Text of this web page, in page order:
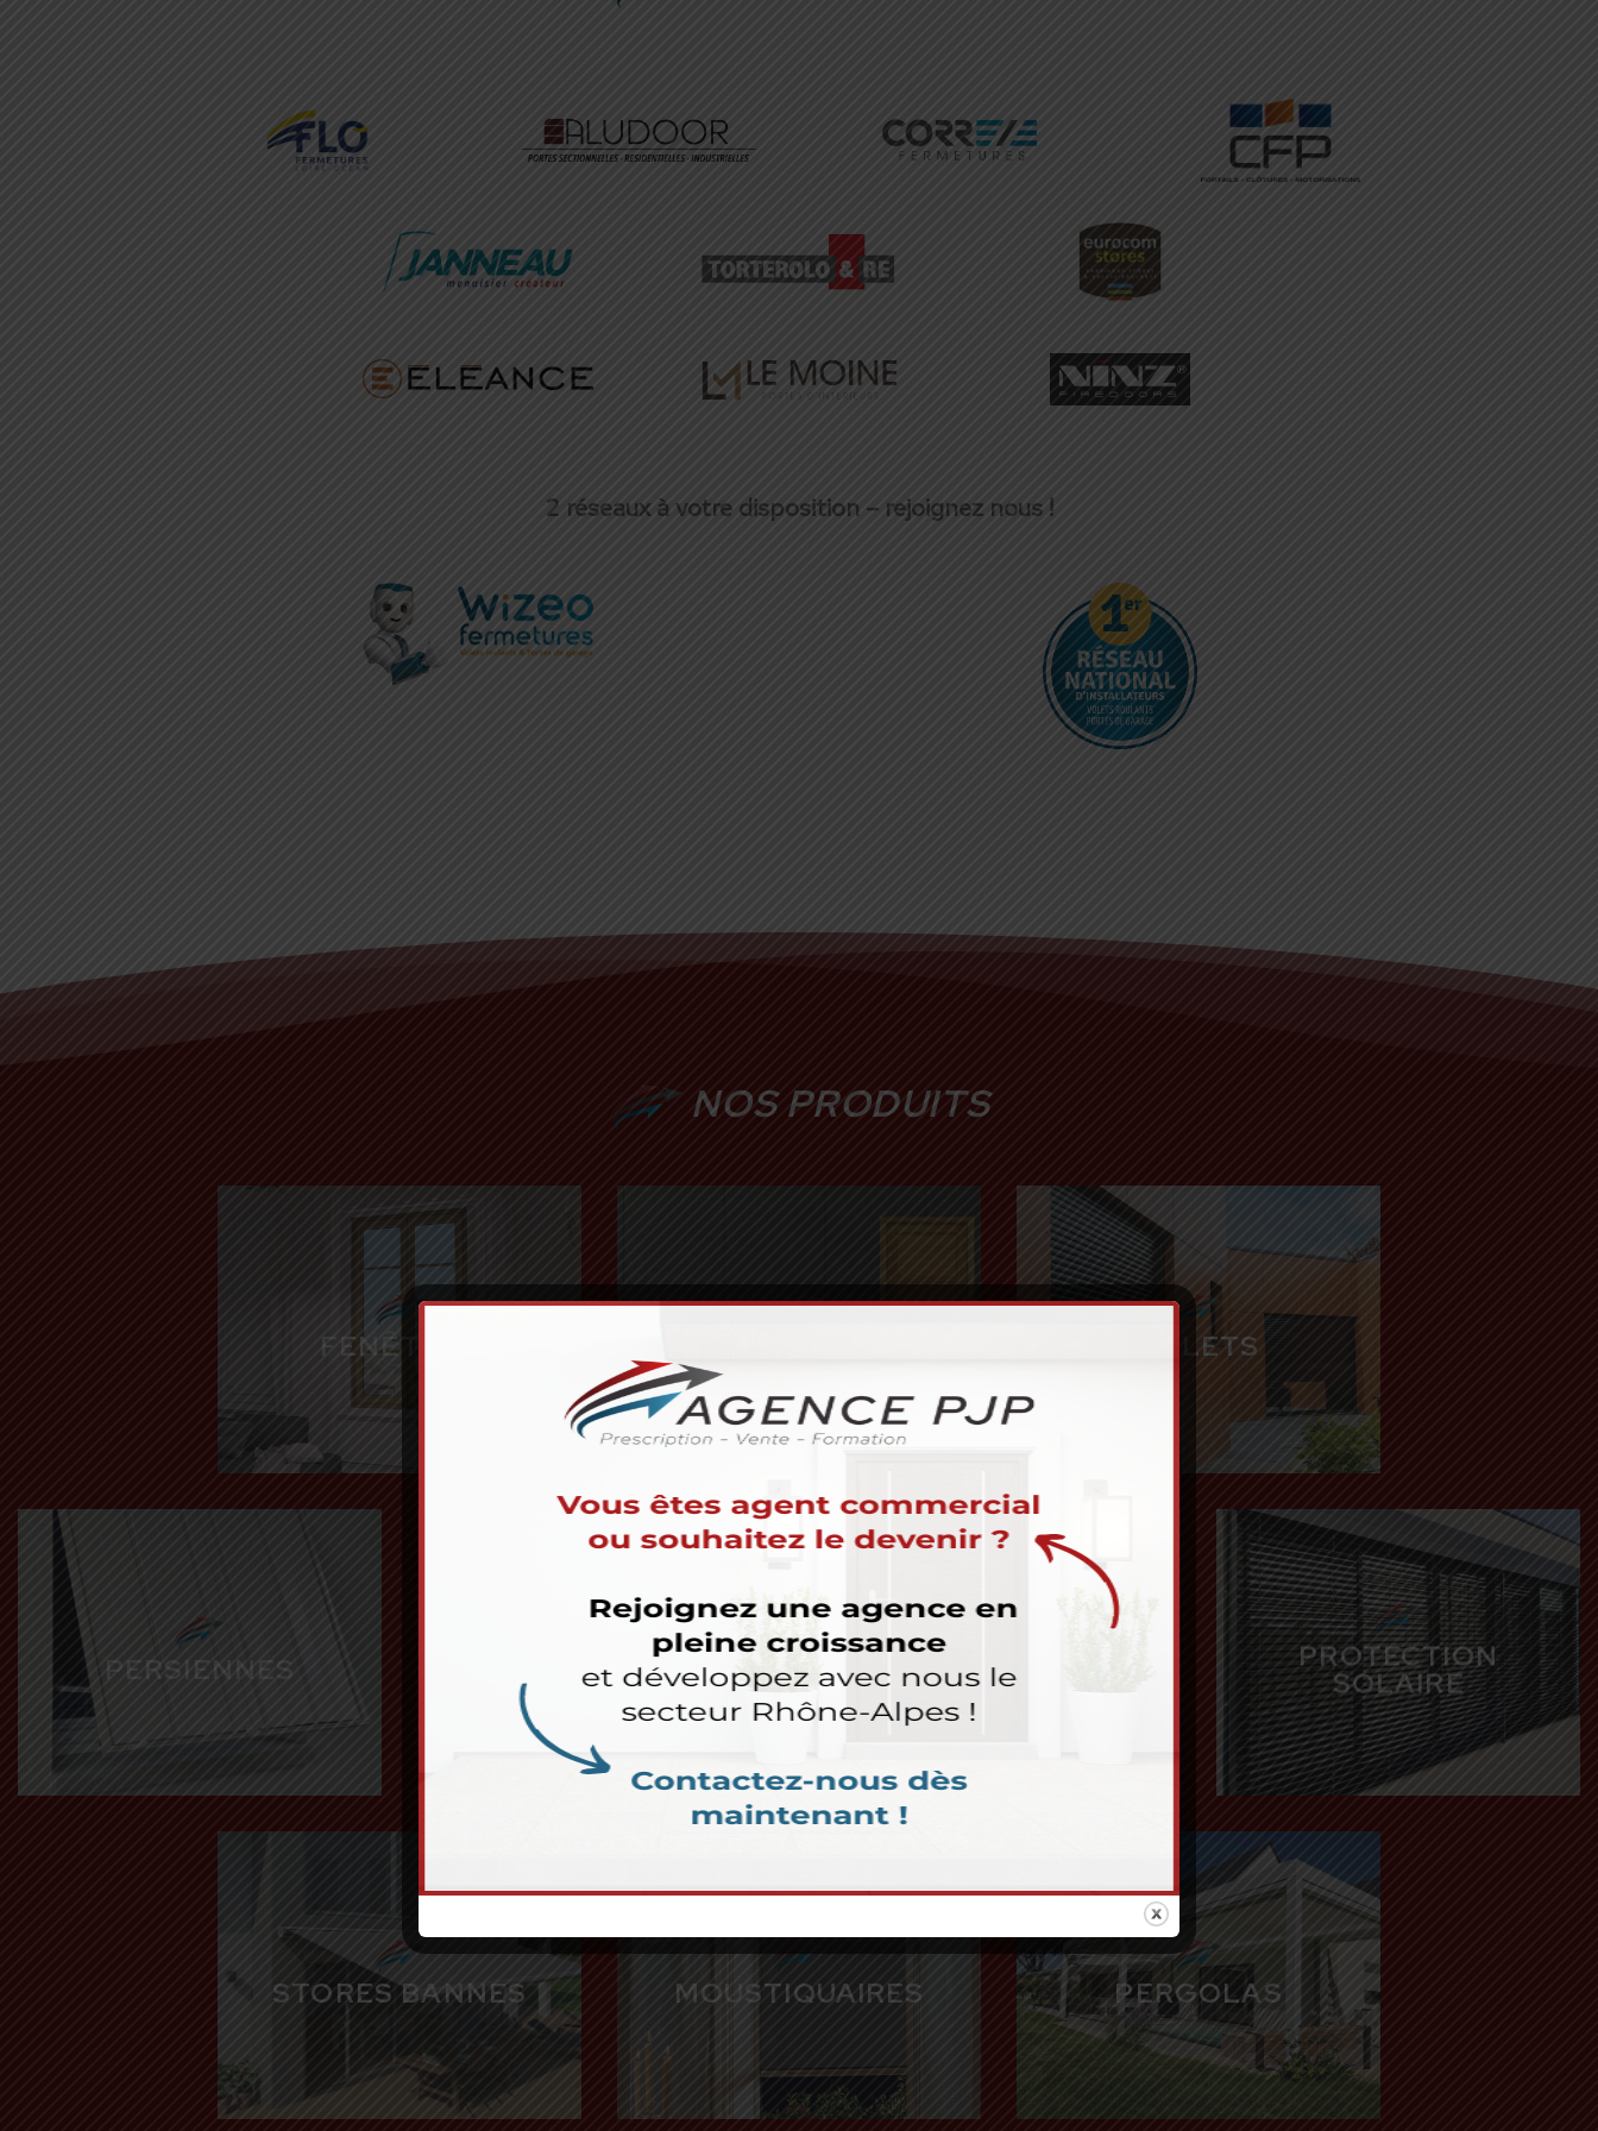
2 réseaux à votre disposition – rejoignez nous !
NOS PRODUITS
FENÊTRES VOLETS
PERSIENNES
PORTE
SECTIONNELLES /
PORTAILS / PORTES
GARAGE
PORTAILS PROTECTION
SOLAIRE
STORES BANNES MOUSTIQUAIRES PERGOLAS